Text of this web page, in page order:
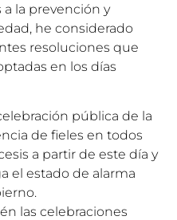
la prevención y
he considerado
resoluciones que
en los días
pública de la
de fieles en todos
a partir de este día y
el estado de alarma
las celebraciones